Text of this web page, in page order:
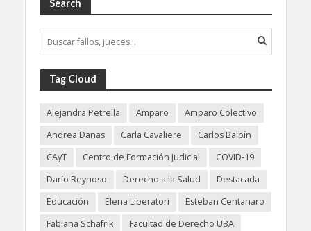
Search
Tag Cloud
Alejandra Petrella Amparo
Amparo Colectivo
Andrea Danas
Carla Cavaliere
Carlos Balbín
CAyT
Centro de Formación Judicial
COVID-19
Darío Reynoso
Derecho a la Salud
Destacada
Educación
Elena Liberatori
Esteban Centanaro
Fabiana Schafrik
Facultad de Derecho UBA